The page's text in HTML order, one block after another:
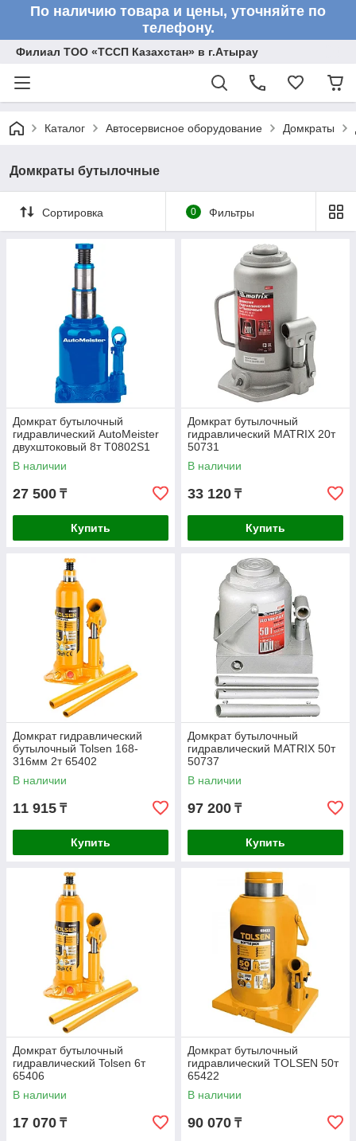
По наличию товара и цены, уточняйте по
телефону.
Филиал ТОО «ТССП Казахстан» в г.Атырау
Каталог Автосервисное оборудование Домкраты
Домкраты бутылочные
Сортировка 0 Фильтры
Домкрат бутылочный
гидравлический AutoMeister
двухштоковый 8т T0802S1
В наличии
27 500 ₸
Купить
Домкрат бутылочный
гидравлический MATRIX 20т
50731
В наличии
33 120 ₸
Купить
Домкрат гидравлический
бутылочный Tolsen 168-
316мм 2т 65402
В наличии
11 915 ₸
Купить
Домкрат бутылочный
гидравлический MATRIX 50т
50737
В наличии
97 200 ₸
Купить
Домкрат бутылочный
гидравлический Tolsen 6т
65406
В наличии
17 070 ₸
Домкрат бутылочный
гидравлический TOLSEN 50т
65422
В наличии
90 070 ₸